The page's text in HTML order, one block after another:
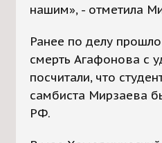
нашим», - отметила
Ранее по делу
смерть Агафонова с
посчитали, что
самбиста Мирзаева
РФ.